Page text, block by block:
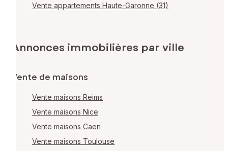
Vente appartements Haute-Garonne (31)
Annonces immobilières par ville
Vente de maisons
Vente maisons Reims
Vente maisons Nice
Vente maisons Caen
Vente maisons Toulouse